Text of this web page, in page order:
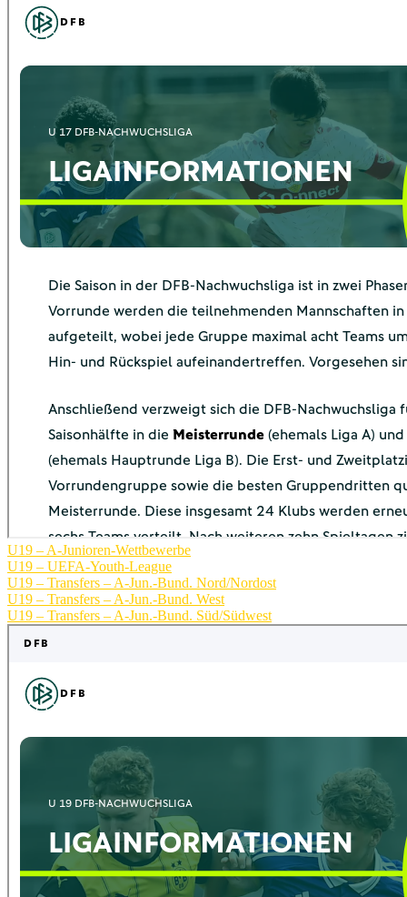
U19 – A-Junioren-Wettbewerbe
U19 – UEFA-Youth-League
U19 – Transfers – A-Jun.-Bund. Nord/Nordost
U19 – Transfers – A-Jun.-Bund. West
U19 – Transfers – A-Jun.-Bund. Süd/Südwest